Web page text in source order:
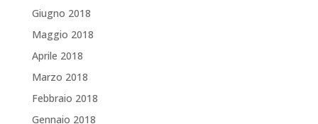
Giugno 2018
Maggio 2018
Aprile 2018
Marzo 2018
Febbraio 2018
Gennaio 2018